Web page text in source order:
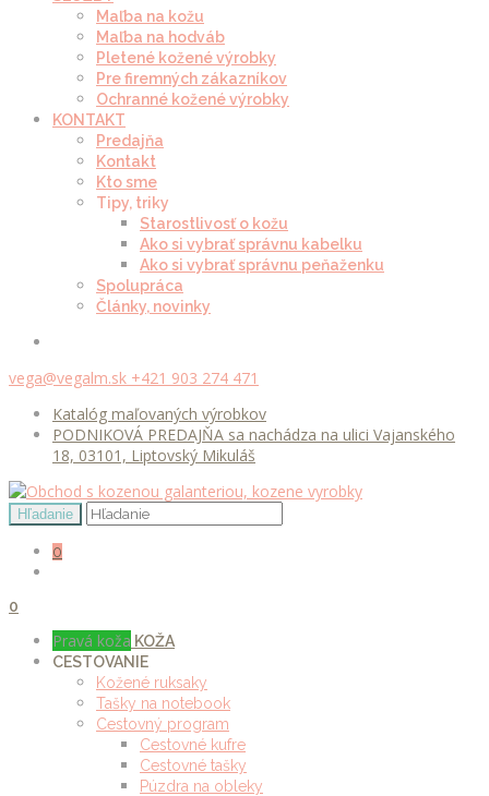
Maľba na kožu
Maľba na hodváb
Pletené kožené výrobky
Pre firemných zákazníkov
Ochranné kožené výrobky
KONTAKT
Predajňa
Kontakt
Kto sme
Tipy, triky
Starostlivosť o kožu
Ako si vybrať správnu kabelku
Ako si vybrať správnu peňaženku
Spolupráca
Články, novinky
vega@vegalm.sk +421 903 274 471
Katalóg maľovaných výrobkov
PODNIKOVÁ PREDAJŇA sa nachádza na ulici Vajanského
18, 03101, Liptovský Mikuláš
0
0
Pravá koža KOŽA
CESTOVANIE
Kožené ruksaky
Tašky na notebook
Cestovný program
Cestovné kufre
Cestovné tašky
Púzdra na obleky